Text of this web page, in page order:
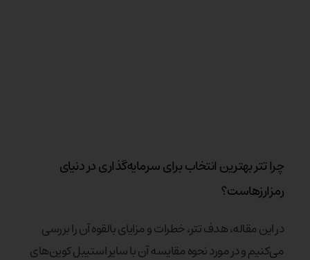
چرا تتر بهترین انتخاب برای سرمایه‌گذاری در دنیای
رمزارزهاست؟
در این مقاله، هدف تتر، خطرات و مزایای بالقوه آن را بررسی
می‌کنیم و در مورد نحوه مقایسه آن با سایر استیبل کوین‌های